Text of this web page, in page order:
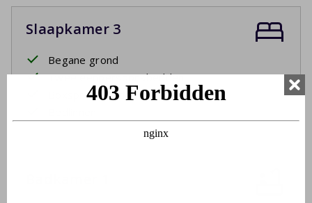
Slaapkamer 3
Begane grond
Twee eenpersoonsbedden
Boxspringbedden